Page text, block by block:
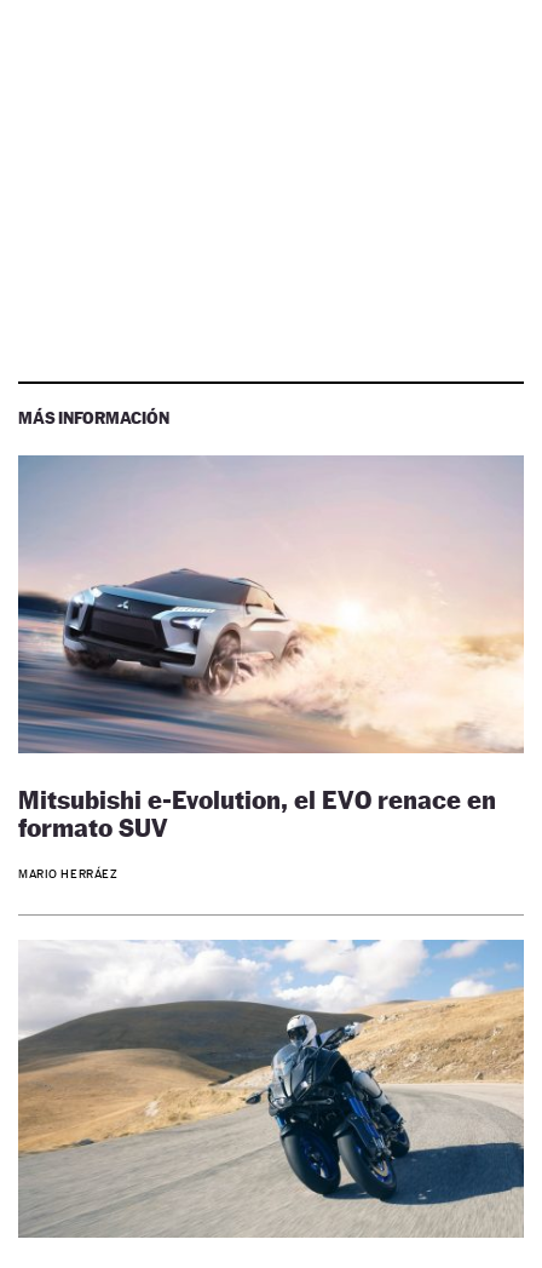
MÁS INFORMACIÓN
Mitsubishi e-Evolution, el EVO renace en
formato SUV
MARIO HERRÁEZ